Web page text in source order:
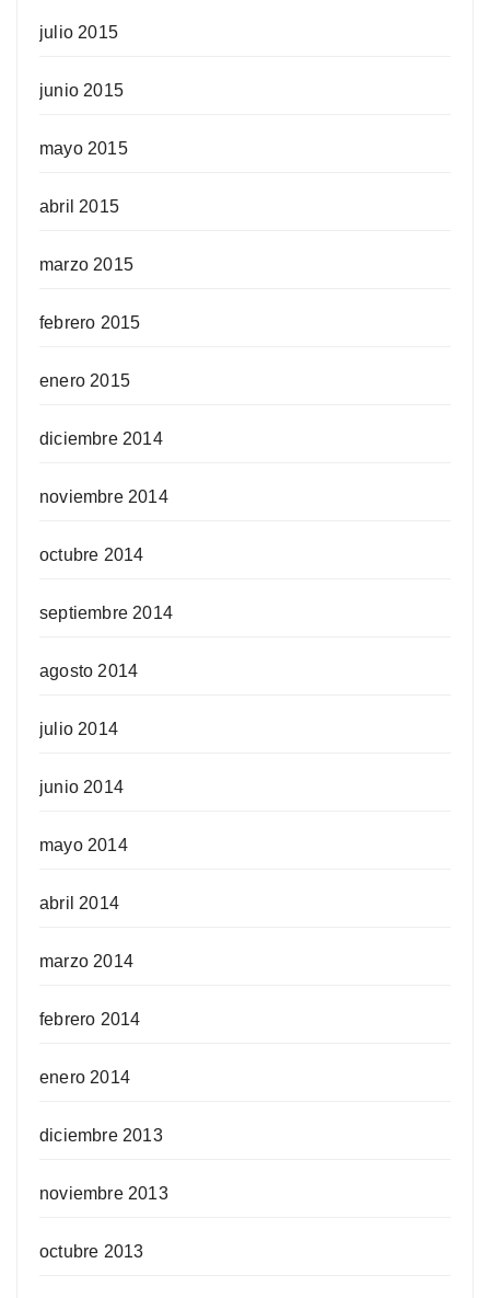
julio 2015
junio 2015
mayo 2015
abril 2015
marzo 2015
febrero 2015
enero 2015
diciembre 2014
noviembre 2014
octubre 2014
septiembre 2014
agosto 2014
julio 2014
junio 2014
mayo 2014
abril 2014
marzo 2014
febrero 2014
enero 2014
diciembre 2013
noviembre 2013
octubre 2013